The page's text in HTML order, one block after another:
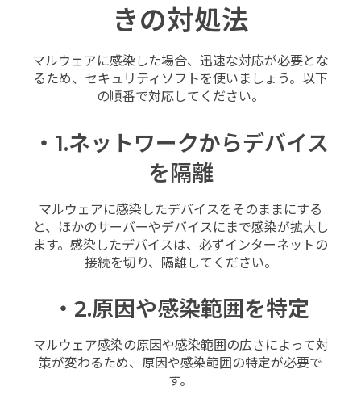
きの対処法
マルウェアに感染した場合、迅速な対応が必要とな
るため、セキュリティソフトを使いましょう。以下
の順番で対応してください。
・1.ネットワークからデバイス
を隔離
マルウェアに感染したデバイスをそのままにする
と、ほかのサーバーやデバイスにまで感染が拡大し
ます。感染したデバイスは、必ずインターネットの
接続を切り、隔離してください。
・2.原因や感染範囲を特定
マルウェア感染の原因や感染範囲の広さによって対
策が変わるため、原因や感染範囲の特定が必要で
す。